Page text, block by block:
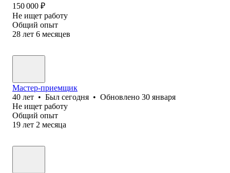
150 000 ₽
Не ищет работу
Общий опыт
28 лет 6 месяцев
Мастер-приемщик
40 лет • Был сегодня • Обновлено 30 января
Не ищет работу
Общий опыт
19 лет 2 месяца